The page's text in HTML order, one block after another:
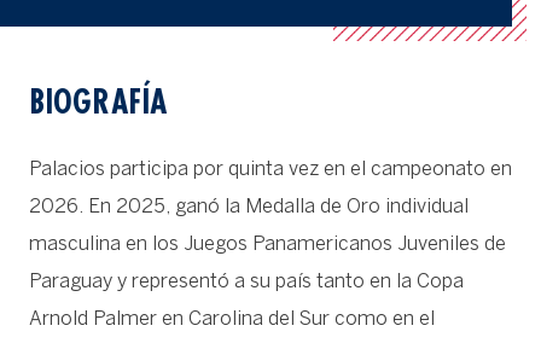
BIOGRAFÍA
Palacios participa por quinta vez en el campeonato en
2026. En 2025, ganó la Medalla de Oro individual
masculina en los Juegos Panamericanos Juveniles de
Paraguay y representó a su país tanto en la Copa
Arnold Palmer en Carolina del Sur como en el